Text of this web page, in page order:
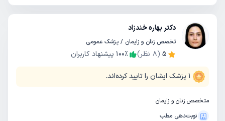
دکتر بهاره خندزاد
تخصص زنان و زایمان / پزشک عمومی
5
(
8 نظر) 100٪ پیشنهاد کاربران
1 پزشک ایشان را تایید کرده‌اند.
متخصص زنان و زایمان
نوبت‌دهی مطب